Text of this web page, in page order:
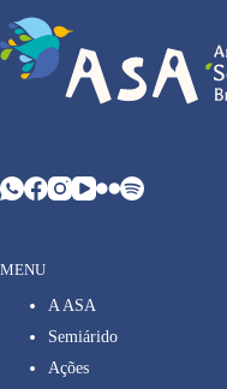
MENU
A ASA
Semiárido
Ações